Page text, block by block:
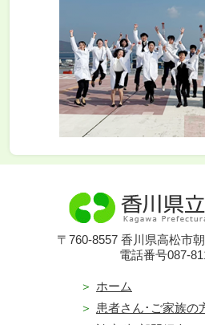
〒760-8557 香川県高松市
電話番号087-
ホーム
患者さん･ご家族の